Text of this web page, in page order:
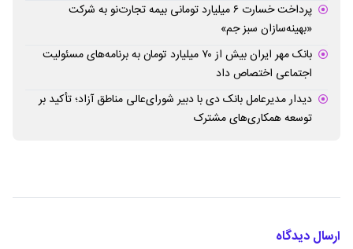
پرداخت خسارت ۶ میلیارد تومانی بیمه تجارت‌نو به شرکت
«بهینه‌سازان سبز جم»
بانک مهر ایران بیش از ۷۰ میلیارد تومان به برنامه‌های مسئولیت
اجتماعی اختصاص داد
دیدار مدیرعامل بانک دی با دبیر شورای‌عالی مناطق آزاد؛ تأکید بر
توسعه همکاری‌های مشترک
ارسال دیدگاه